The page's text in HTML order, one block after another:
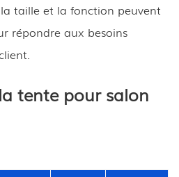
taille et la fonction peuvent
répondre aux besoins
tente pour salon